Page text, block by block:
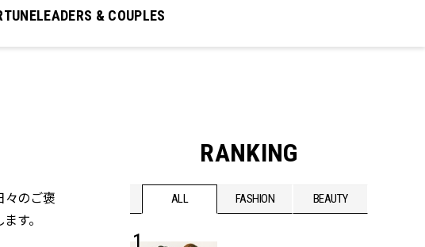
LEADERS & COUPLES
々のご褒
す。
RANKING
BEAUTY ALL FASHION BEAUTY